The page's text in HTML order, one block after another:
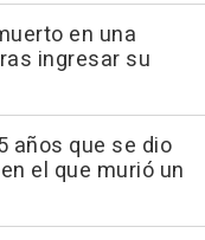
en una
ingresar su
años que se dio
el que murió un